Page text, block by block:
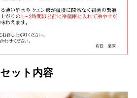
セット内容